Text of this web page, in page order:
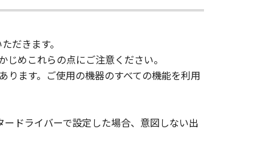
to another programming
shall not have any third party to
the SOFTWARE, including any
だきます。
めこれらの点にご注意ください。
ります。ご使用の機器のすべての機能を利用
ドライバーで設定した場合、意図しない出